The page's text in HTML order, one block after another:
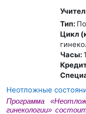
Тип:
Цикл
Часы:
Неотложные
Программа
гинекологии»